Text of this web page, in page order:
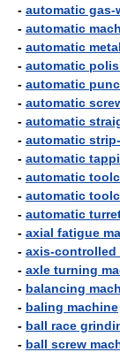
- automatic gas-
- automatic
- automatic
- automatic
- automatic
- automatic
- automatic
- automatic
- automatic
- automatic
- automatic
- automatic
- axial fatigue
- axis-controlled
- axle turning
- balancing
- baling machine
- ball race
- ball screw